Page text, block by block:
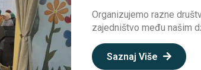
Organizujemo razne
zajedništvo među našim
Saznaj Više